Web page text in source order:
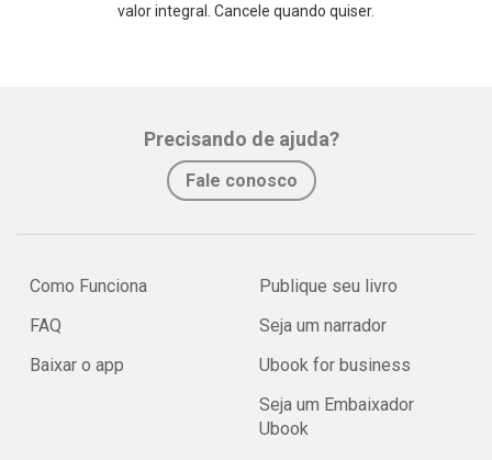
valor integral. Cancele quando quiser.
Precisando de ajuda?
Fale conosco
Como Funciona
FAQ
Baixar o app
Publique seu livro
Seja um narrador
Ubook for business
Seja um Embaixador
Ubook